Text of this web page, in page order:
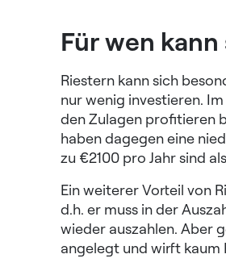
Für wen
Riestern kann sich
nur wenig investieren.
den Zulagen profitieren
haben dagegen eine
zu €2100 pro Jahr sind
Ein weiterer Vorteil von
d.h. er muss in der
wieder auszahlen. Aber
angelegt und wirft kaum